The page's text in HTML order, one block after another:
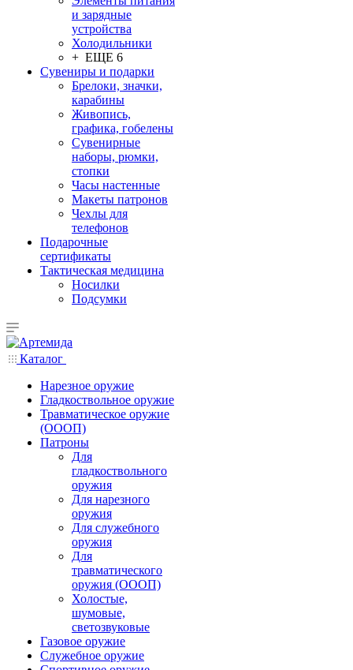
и зарядные
устройства
Холодильники
+ ЕЩЕ 6
Сувениры и подарки
Брелоки, значки,
карабины
Живопись,
графика, гобелены
Сувенирные
наборы, рюмки,
стопки
Часы настенные
Макеты патронов
Чехлы для
телефонов
Подарочные
сертификаты
Тактическая медицина
Носилки
Подсумки
Каталог
Нарезное оружие
Гладкоствольное оружие
Травматическое оружие
(ОООП)
Патроны
Для
гладкоствольного
оружия
Для нарезного
оружия
Для служебного
оружия
Для
травматического
оружия (ОООП)
Холостые,
шумовые,
светозвуковые
Газовое оружие
Служебное оружие